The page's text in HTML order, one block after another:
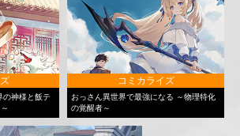
の神様と飯テ
コミカライズ
おっさん異世界で最強になる ～物理特化
の覚醒者～